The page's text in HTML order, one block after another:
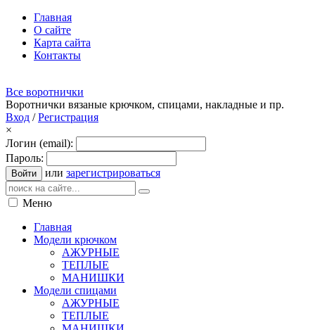
Главная
О сайте
Карта сайта
Контакты
Все воротнички
Воротнички вязаные крючком, спицами, накладные и пр.
Вход /Регистрация
×
Логин (email):
Пароль:
Войти или зарегистрироваться
Меню
Главная
Модели крючком
АЖУРНЫЕ
ТЕПЛЫЕ
МАНИШКИ
Модели спицами
АЖУРНЫЕ
ТЕПЛЫЕ